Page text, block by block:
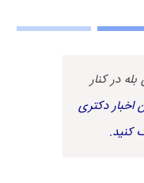
در کنار
اخبار دکتری
کنید.